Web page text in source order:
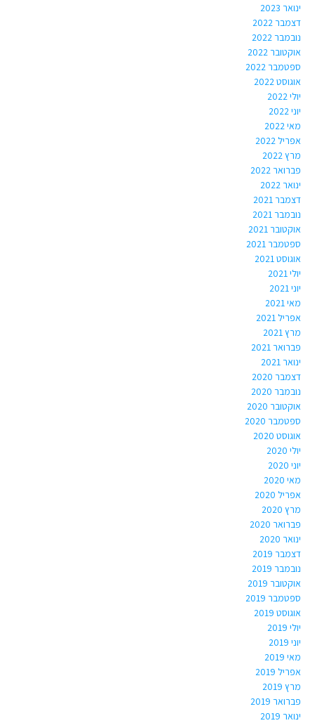
ינואר 2023
דצמבר 2022
נובמבר 2022
אוקטובר 2022
ספטמבר 2022
אוגוסט 2022
יולי 2022
יוני 2022
מאי 2022
אפריל 2022
מרץ 2022
פברואר 2022
ינואר 2022
דצמבר 2021
נובמבר 2021
אוקטובר 2021
ספטמבר 2021
אוגוסט 2021
יולי 2021
יוני 2021
מאי 2021
אפריל 2021
מרץ 2021
פברואר 2021
ינואר 2021
דצמבר 2020
נובמבר 2020
אוקטובר 2020
ספטמבר 2020
אוגוסט 2020
יולי 2020
יוני 2020
מאי 2020
אפריל 2020
מרץ 2020
פברואר 2020
ינואר 2020
דצמבר 2019
נובמבר 2019
אוקטובר 2019
ספטמבר 2019
אוגוסט 2019
יולי 2019
יוני 2019
מאי 2019
אפריל 2019
מרץ 2019
פברואר 2019
ינואר 2019